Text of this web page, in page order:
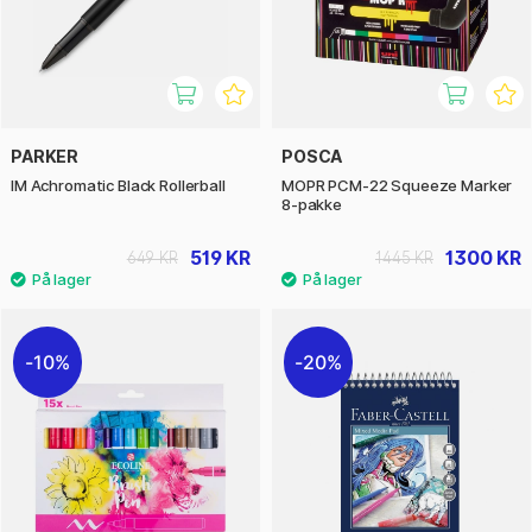
PARKER
IM Achromatic Black Rollerball
519 KR
649 KR
POSCA
MOPR PCM-22 Squeeze Marker
8-pakke
1300 KR
1445 KR
10% 20%